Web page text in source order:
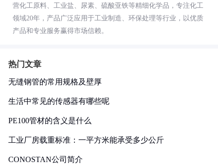
营化工原料、工业盐、尿素、硫酸亚铁等精细化学品，专注化工
领域20年，产品广泛应用于工业制造、环保处理等行业，以优质
产品和专业服务赢得市场信赖。
热门文章
无缝钢管的常用规格及壁厚
生活中常见的传感器有哪些呢
PE100管材的含义是什么
工业厂房载重标准：一平方米能承受多少公斤
CONOSTAN公司简介